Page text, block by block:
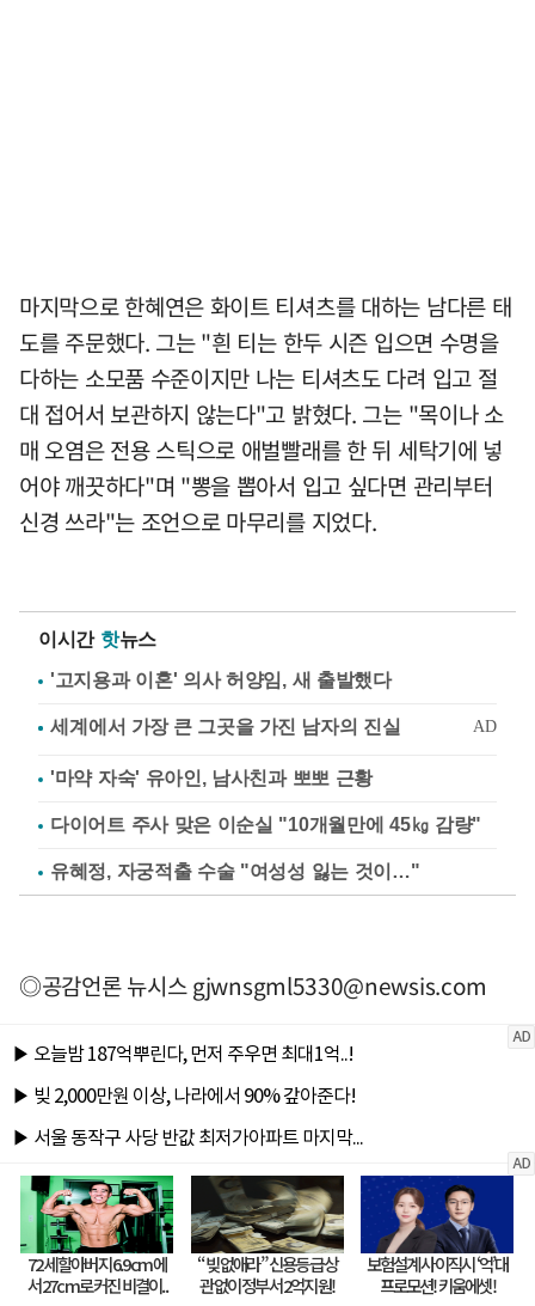
마지막으로 한혜연은 화이트 티셔츠를 대하는 남다른 태
도를 주문했다. 그는 "흰 티는 한두 시즌 입으면 수명을
다하는 소모품 수준이지만 나는 티셔츠도 다려 입고 절
대 접어서 보관하지 않는다"고 밝혔다. 그는 "목이나 소
매 오염은 전용 스틱으로 애벌빨래를 한 뒤 세탁기에 넣
어야 깨끗하다"며 "뽕을 뽑아서 입고 싶다면 관리부터
신경 쓰라"는 조언으로 마무리를 지었다.
이시간 핫뉴스
'고지용과 이혼' 의사 허양임, 새 출발했다
'마약 자숙' 유아인, 남사친과 뽀뽀 근황
다이어트 주사 맞은 이순실 "10개월만에 45㎏ 감량"
유혜정, 자궁적출 수술 "여성성 잃는 것이…"
◎공감언론 뉴시스gjwnsgml5330@newsis.com